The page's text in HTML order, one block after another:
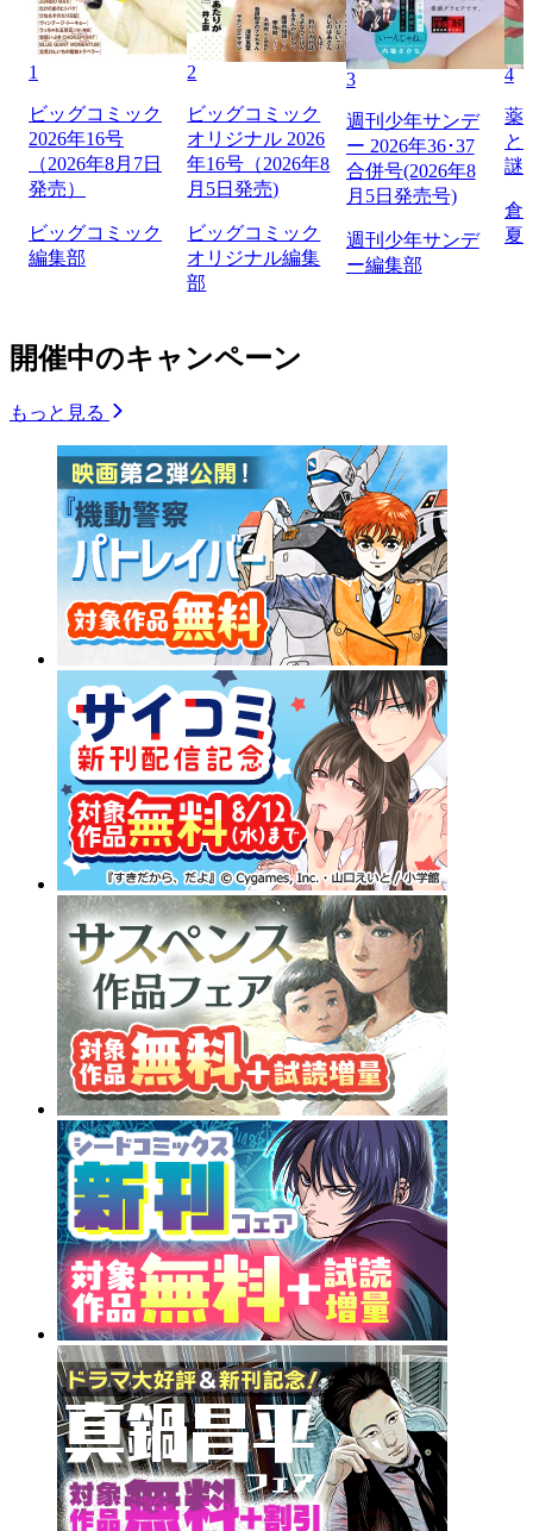
1
ビッグコミック
2026年16号
（2026年8月7日
発売）
ビッグコミック
編集部
2
ビッグコミック
オリジナル 2026
年16号（2026年8
月5日発売)
ビッグコミック
オリジナル編集
部
3
週刊少年サンデ
ー 2026年36･37
合併号(2026年8
月5日発売号)
週刊少年サンデ
ー編集部
4
薬
と
謎
倉
夏
開催中のキャンペーン
もっと見る